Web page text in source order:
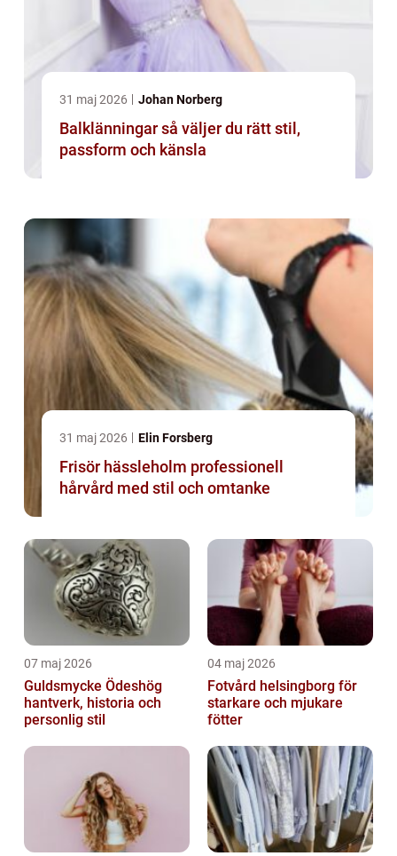
31 maj 2026 Johan Norberg
Balklänningar så väljer du rätt stil,
passform och känsla
31 maj 2026 Elin Forsberg
Frisör hässleholm professionell
hårvård med stil och omtanke
07 maj 2026
Guldsmycke Ödeshög
hantverk, historia och
personlig stil
04 maj 2026
Fotvård helsingborg för
starkare och mjukare
fötter